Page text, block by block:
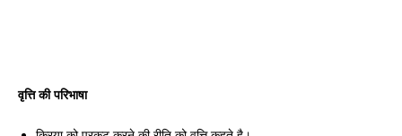
वृत्ति की परिभाषा